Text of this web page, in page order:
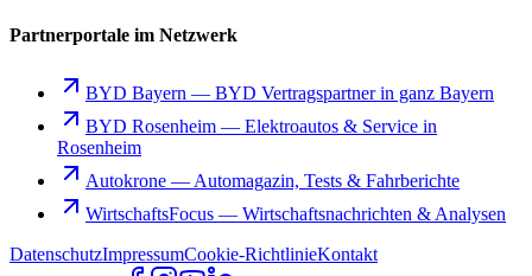
Partnerportale im Netzwerk
BYD Bayern — BYD Vertragspartner in ganz Bayern
BYD Rosenheim — Elektroautos & Service in
Rosenheim
Autokrone — Automagazin, Tests & Fahrberichte
WirtschaftsFocus — Wirtschaftsnachrichten & Analysen
DatenschutzImpressumCookie-RichtlinieKontakt